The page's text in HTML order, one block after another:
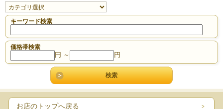
キーワード検索
価格帯検索
円 ～ 円
お店のトップへ戻る